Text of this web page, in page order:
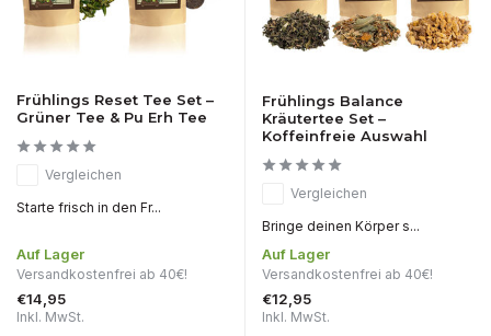
Frühlings Reset Tee Set –
Grüner Tee & Pu Erh Tee
Vergleichen
Starte frisch in den Fr...
Auf Lager
Versandkostenfrei ab 40€!
€14,95
Inkl. MwSt.
Frühlings Balance
Kräutertee Set –
Koffeinfreie Auswahl
Vergleichen
Bringe deinen Körper s...
Auf Lager
Versandkostenfrei ab 40€!
€12,95
Inkl. MwSt.